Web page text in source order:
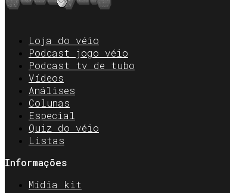
Loja do véio
Podcast jogo véio
Podcast tv de tubo
Vídeos
Análises
Colunas
Especial
Quiz do véio
Listas
Informações
Mídia kit